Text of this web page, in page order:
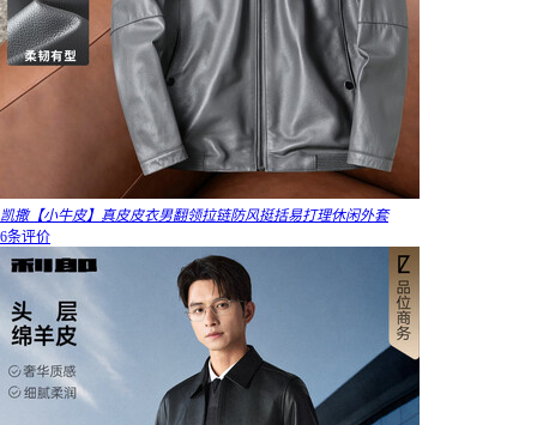
凯撒【小牛皮】真皮皮衣男翻领拉链防风挺括易打理休闲外套
6条评价